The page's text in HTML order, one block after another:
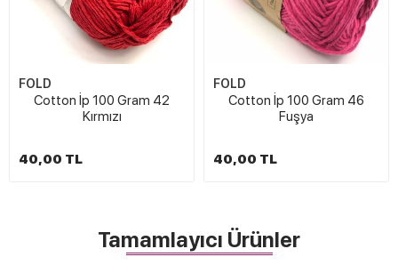
FOLD
Cotton İp 100 Gram 42
Kırmızı
40,00 TL
FOLD
Cotton İp 100 Gram 46
Fuşya
40,00 TL
Tamamlayıcı Ürünler